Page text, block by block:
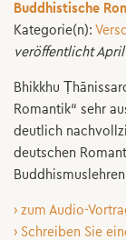
Buddhistische
Kategorie(n):
veröffentlicht
Bhikkhu
Romantik“ sehr
deutlich
deutschen
› zum Audio-
› Schreiben Sie